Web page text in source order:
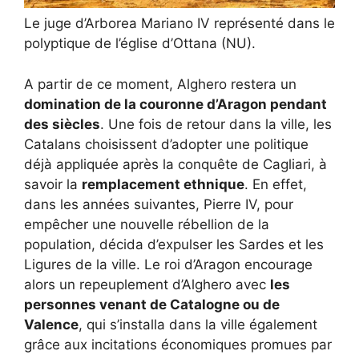
Le juge d’Arborea Mariano IV représenté dans le
polyptique de l’église d’Ottana (NU).
A partir de ce moment, Alghero restera un
domination de la couronne d’Aragon pendant
des siècles. Une fois de retour dans la ville, les
Catalans choisissent d’adopter une politique
déjà appliquée après la conquête de Cagliari, à
savoir la remplacement ethnique. En effet,
dans les années suivantes, Pierre IV, pour
empêcher une nouvelle rébellion de la
population, décida d’expulser les Sardes et les
Ligures de la ville. Le roi d’Aragon encourage
alors un repeuplement d’Alghero avec les
personnes venant de Catalogne ou de
Valence, qui s’installa dans la ville également
grâce aux incitations économiques promues par